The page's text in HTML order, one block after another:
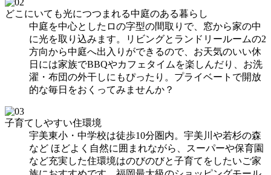
どこにいても光につつまれる中庭のある暮らし
中庭を中心としたロの字型の間取りで、窓から家の中
に光を取り込みます。リビングとランドリールームの2
方向から中庭へ出入りができるので、お天気のいい休
日には家族でBBQやカフェタイムを楽しんだり、お洗
濯・布団の外干しにもぴったり。プライベートで開放
的な毎日をおくってみませんか？
子育てしやすい住環境
宇美東小・中学校は徒歩10分圏内。宇美川や若杉の森
など ほどよく自然に囲まれながら、スーパーや保育園
など充実した住環境はのびのびと子育てをしたいご家